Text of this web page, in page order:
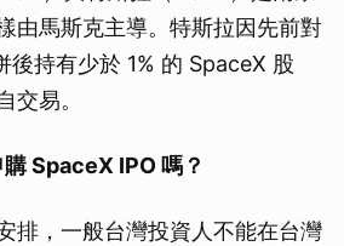
由馬斯克主導。特斯拉因先前對
後持有少於 1% 的 SpaceX 股
交易。
SpaceX IPO 嗎？
排，一般台灣投資人不能在台灣